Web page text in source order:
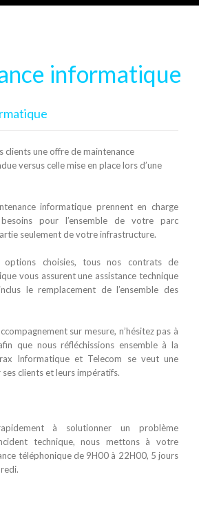
informatique
clients une offre de maintenance
versus celle mise en place lors d’une
informatique prennent en charge
pour l’ensemble de votre parc
seulement de votre infrastructure.
options choisies, tous nos contrats de
vous assurent une assistance technique
le remplacement de l’ensemble des
sur mesure, n’hésitez pas à
que nous réfléchissions ensemble à la
Informatique et Telecom se veut une
clients et leurs impératifs.
à solutionner un problème
technique, nous mettons à votre
téléphonique de 9H00 à 22H00, 5 jours